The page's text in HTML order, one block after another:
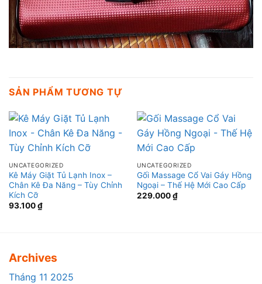
SẢN PHẨM TƯƠNG TỰ
UNCATEGORIZED
Kê Máy Giặt Tủ Lạnh Inox –
Chân Kê Đa Năng – Tùy Chỉnh
Kích Cỡ
93.100₫
UNCATEGORIZED
Gối Massage Cổ Vai Gáy Hồng
Ngoại – Thế Hệ Mới Cao Cấp
229.000₫
Archives
Tháng 11 2025